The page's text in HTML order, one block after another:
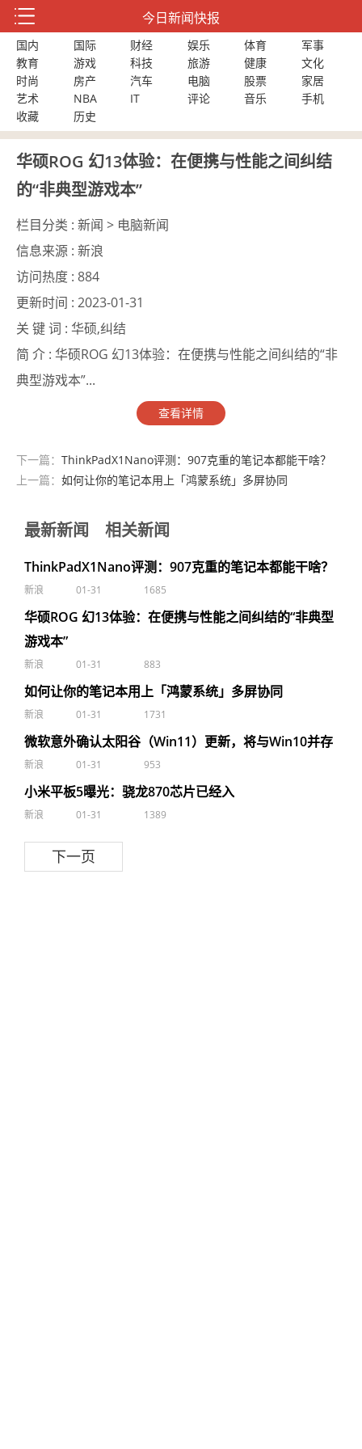
今日新闻快报
国内 国际 财经 娱乐 体育
军事
教育
游戏 科技 旅游 健康
文化
时尚
房产 汽车 电脑 股票
家居
艺术
NBA IT 评论 音乐
手机
收藏
历史
华硕ROG 幻13体验：在便携与性能之间纠结
的“非典型游戏本”
栏目分类 : 新闻 > 电脑新闻
信息来源 : 新浪
访问热度 : 884
更新时间 : 2023-01-31
关 键 词 : 华硕,纠结
简 介 : 华硕ROG 幻13体验：在便携与性能之间纠结的“非
典型游戏本”...
查看详情
下一篇： ThinkPadX1Nano评测：907克重的笔记本都能干啥？
上一篇： 如何让你的笔记本用上「鸿蒙系统」多屏协同
最新新闻 相关新闻
ThinkPadX1Nano评测：907克重的笔记本都能干啥？
新浪 01-31 1685
华硕ROG 幻13体验：在便携与性能之间纠结的“非典型
游戏本”
新浪 01-31 883
如何让你的笔记本用上「鸿蒙系统」多屏协同
新浪 01-31 1731
微软意外确认太阳谷（Win11）更新，将与Win10并存
新浪 01-31 953
小米平板5曝光：骁龙870芯片已经入
新浪 01-31 1389
下一页